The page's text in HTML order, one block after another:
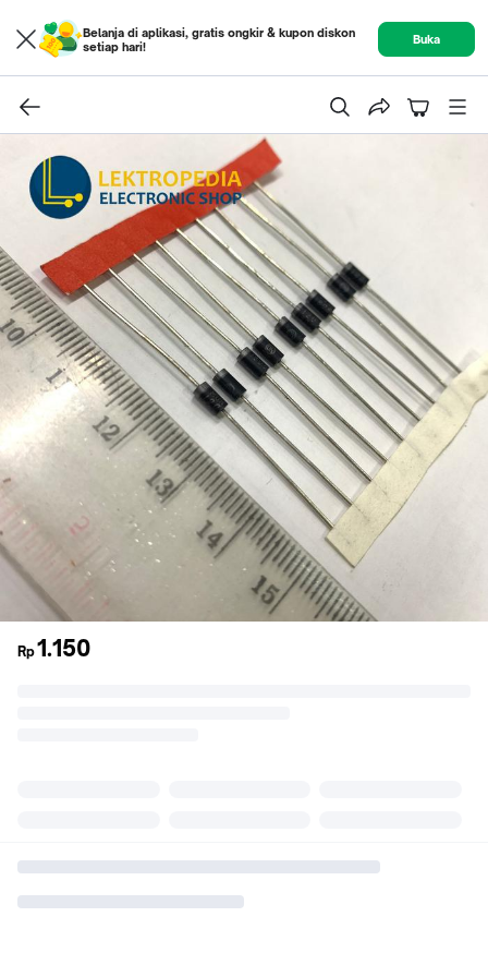
Belanja di aplikasi, gratis ongkir & kupon diskon
setiap hari!
Buka
Rp1.150